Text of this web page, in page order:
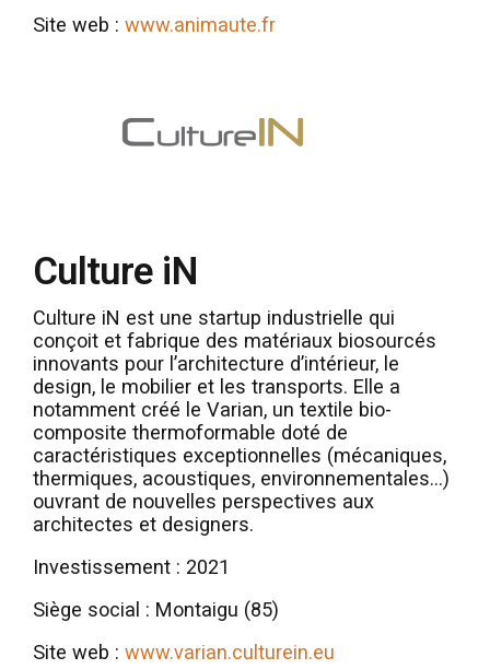
Site web : www.animaute.fr
Culture iN
Culture iN est une startup industrielle qui
conçoit et fabrique des matériaux biosourcés
innovants pour l’architecture d’intérieur, le
design, le mobilier et les transports. Elle a
notamment créé le Varian, un textile bio-
composite thermoformable doté de
caractéristiques exceptionnelles (mécaniques,
thermiques, acoustiques, environnementales…)
ouvrant de nouvelles perspectives aux
architectes et designers.
Investissement : 2021
Siège social : Montaigu (85)
Site web : www.varian.culturein.eu